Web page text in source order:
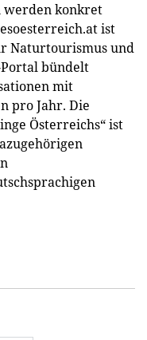
werden konkret
ist
Naturtourismus und
bündelt
mit
pro Jahr. Die
Österreichs“ ist